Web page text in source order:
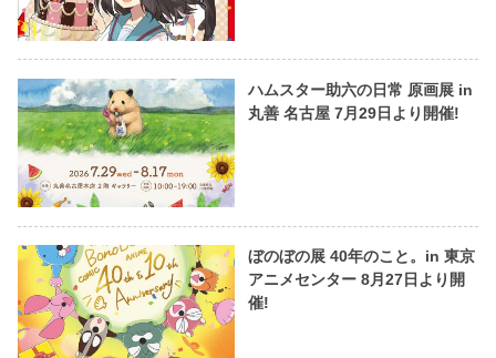
ハムスター助六の日常 原画展 in
丸善 名古屋 7月29日より開催!
ぼのぼの展 40年のこと。in 東京
アニメセンター 8月27日より開
催!